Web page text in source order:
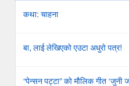
कथा: चाहना
बा, लाई लेखिएको एउटा अधुरो पत्र!
“पेन्सन पट्टा” को मौलिक गीत ‘जुनी